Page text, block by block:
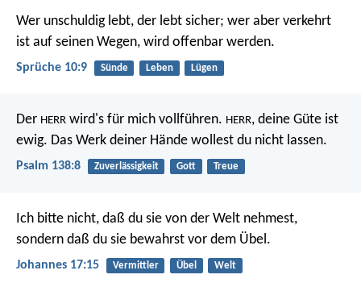
Wer unschuldig lebt, der lebt sicher; wer aber verkehrt
ist auf seinen Wegen, wird offenbar werden.
Sprüche 10:9 Sünde Leben Lügen
Der HERR wird's für mich vollführen. HERR, deine Güte ist
ewig. Das Werk deiner Hände wollest du nicht lassen.
Psalm 138:8 Zuverlässigkeit Gott Treue
Ich bitte nicht, daß du sie von der Welt nehmest,
sondern daß du sie bewahrst vor dem Übel.
Johannes 17:15 Vermittler Übel Welt